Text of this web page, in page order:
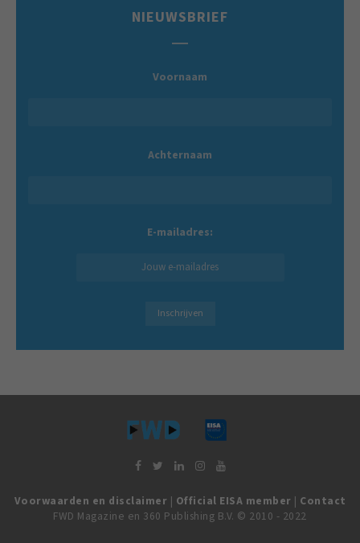
NIEUWSBRIEF
Voornaam
Achternaam
E-mailadres:
Voorwaarden en disclaimer | Official EISA member | Contact
FWD Magazine en 360 Publishing B.V. © 2010 - 2022